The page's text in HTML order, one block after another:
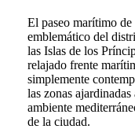
El paseo marítimo de
emblemático del
las Islas de los
relajado frente
simplemente
las zonas
ambiente
de la ciudad.